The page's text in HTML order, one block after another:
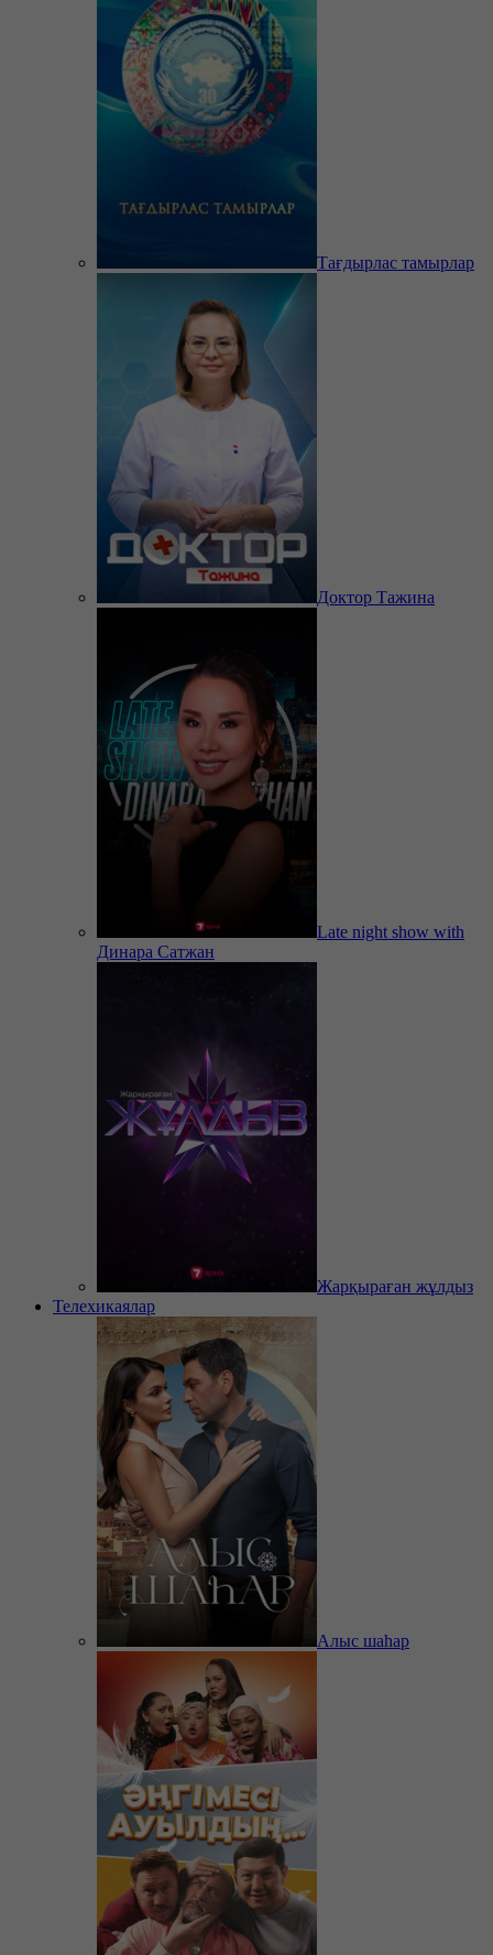
Тағдырлас тамырлар
Доктор Тажина
Late night show with
Динара Сатжан
Жарқыраған жұлдыз
Телехикаялар
Алыс шаһар